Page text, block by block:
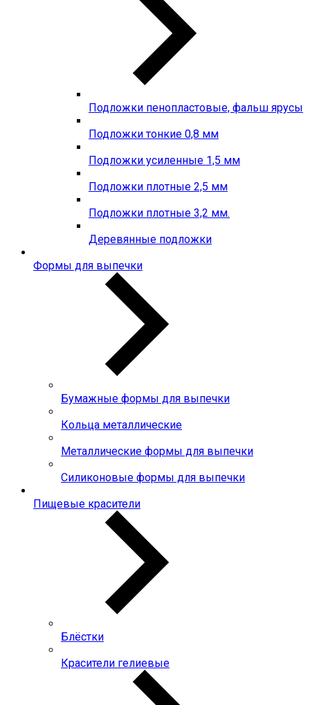
Подложки пенопластовые, фальш ярусы
Подложки тонкие 0,8 мм
Подложки усиленные 1,5 мм
Подложки плотные 2,5 мм
Подложки плотные 3,2 мм.
Деревянные подложки
Формы для выпечки
Бумажные формы для выпечки
Кольца металлические
Металлические формы для выпечки
Силиконовые формы для выпечки
Пищевые красители
Блёстки
Красители гелиевые